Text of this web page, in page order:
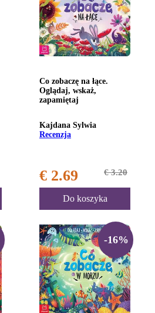
Co zobaczę na łące.
Oglądaj, wskaż,
zapamiętaj
Kajdana Sylwia
Recenzja
€ 2.69 € 3.20
Do koszyka
-16%